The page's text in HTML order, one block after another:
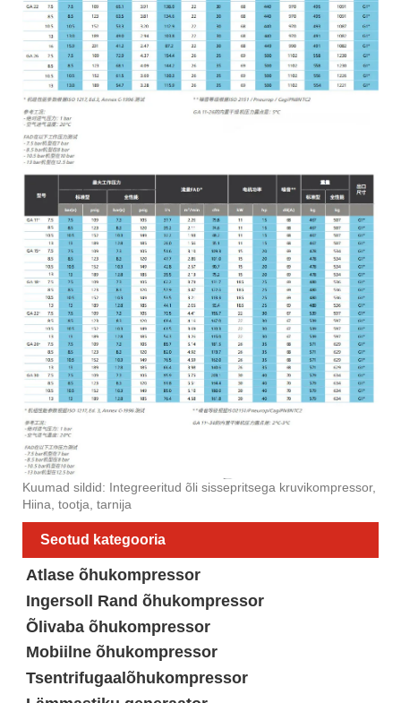
Kuumad sildid: Integreeritud õli sissepritsega kruvikompressor,
Hiina, tootja, tarnija
Seotud kategooria
Atlase õhukompressor
Ingersoll Rand õhukompressor
Õlivaba õhukompressor
Mobiilne õhukompressor
Tsentrifugaalõhukompressor